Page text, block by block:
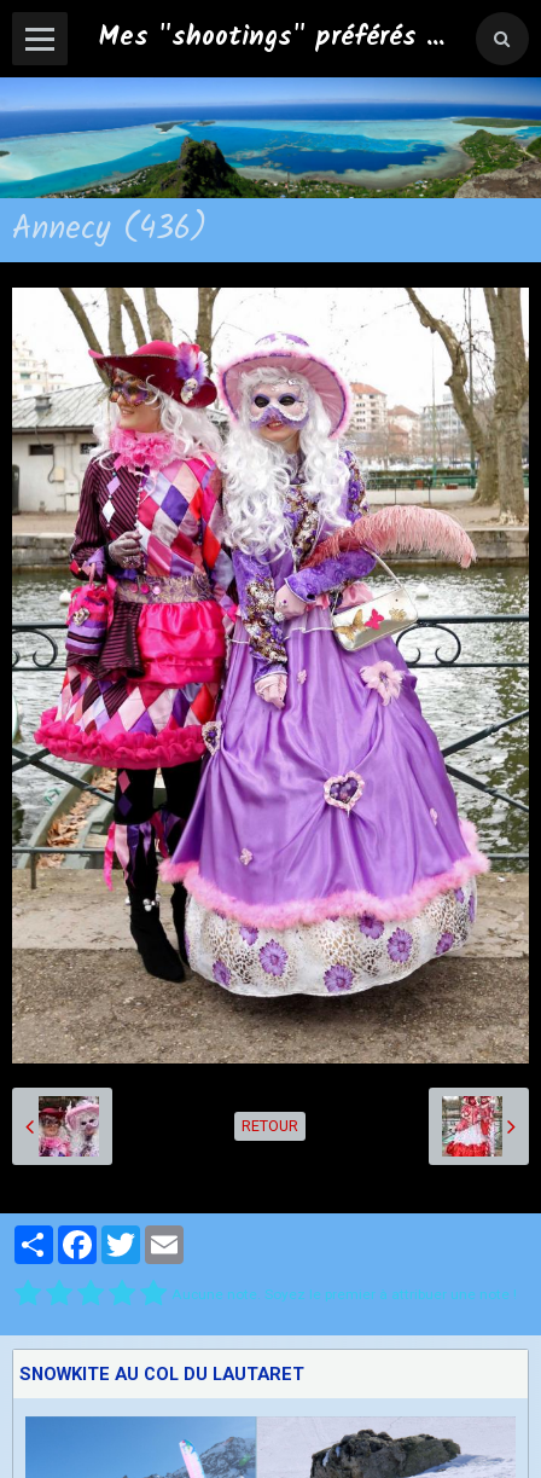
Mes "shootings" préférés ...
Annecy (436)
RETOUR
PartagerFacebook
Twitter
Aucune note. Soyez le premier à attribuer une note !
SNOWKITE AU COL DU LAUTARET